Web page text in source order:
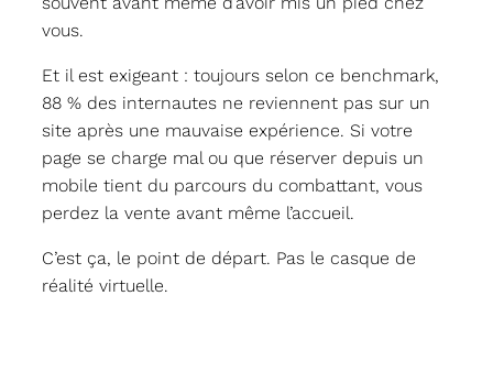
vous.
Et il est exigeant : toujours selon ce benchmark,
88 % des internautes ne reviennent pas sur un
site après une mauvaise expérience. Si votre
page se charge mal ou que réserver depuis un
mobile tient du parcours du combattant, vous
perdez la vente avant même l’accueil.
C’est ça, le point de départ. Pas le casque de
réalité virtuelle.